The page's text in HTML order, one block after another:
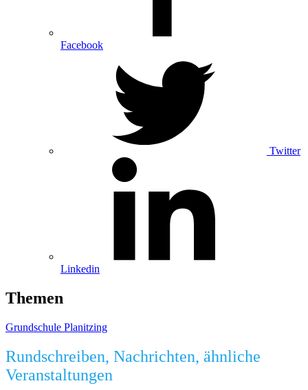
Facebook
Twitter
Linkedin
Themen
Grundschule Planitzing
Rundschreiben, Nachrichten, ähnliche
Veranstaltungen